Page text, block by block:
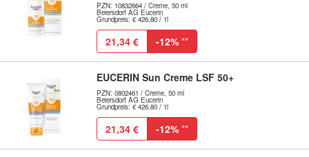
PZN: 10832664 / Creme, 50 ml
Beiersdorf AG Eucerin
Grundpreis: € 426,80 / 1l
21,34 € -12% **
EUCERIN Sun Creme LSF 50+
PZN: 0802461 / Creme, 50 ml
Beiersdorf AG Eucerin
Grundpreis: € 426,80 / 1l
21,34 € -12% **